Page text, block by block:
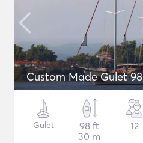
Custom Made Gulet 98
Gulet
98 ft
30 m
12